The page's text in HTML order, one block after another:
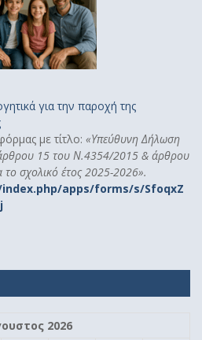
για την παροχή της
με τίτλο: «Υπεύθυνη Δήλωση
άρθρου 15 του Ν.4354/2015 & άρθρου
σχολικό έτος 2025-2026».
apps/forms/s/SfoqxZ
2026